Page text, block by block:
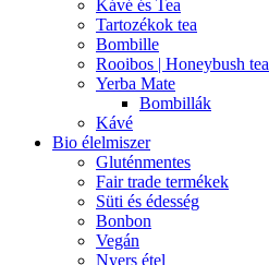
Kávé és Tea
Tartozékok tea
Bombille
Rooibos | Honeybush tea
Yerba Mate
Bombillák
Kávé
Bio élelmiszer
Gluténmentes
Fair trade termékek
Süti és édesség
Bonbon
Vegán
Nyers étel